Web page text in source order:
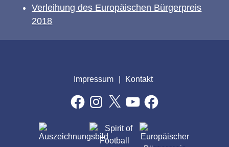
Verleihung des Europäischen Bürgerpreis
2018
Impressum Kontakt
FacebookInstagram
X YouTubeFacebook
AUSZEICHNUNGEN